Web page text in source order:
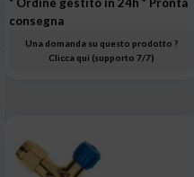
* Ordine gestito in 24h * Pronta
consegna
Una domanda su questo prodotto ?
Clicca qui (supporto 7/7)